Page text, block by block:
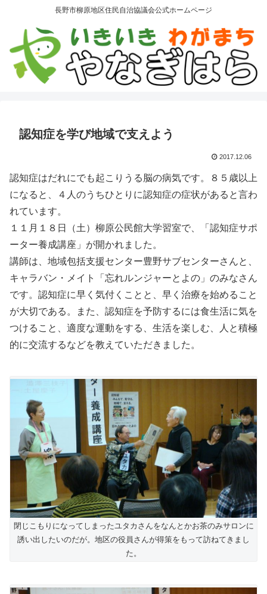
長野市柳原地区住民自治協議会公式ホームページ
認知症を学び地域で支えよう
2017.12.06
認知症はだれにでも起こりうる脳の病気です。８５歳以上
になると、４人のうちひとりに認知症の症状があると言わ
れています。
１１月１８日（土）柳原公民館大学習室で、「認知症サポ
ーター養成講座」が開かれました。
講師は、地域包括支援センター豊野サブセンターさんと、
キャラバン・メイト「忘れルンジャーとよの」のみなさん
です。認知症に早く気付くことと、早く治療を始めること
が大切である。また、認知症を予防するには食生活に気を
つけること、適度な運動をする、生活を楽しむ、人と積極
的に交流するなどを教えていただきました。
閉じこもりになってしまったユタカさんをなんとかお茶のみサロンに
誘い出したいのだが。地区の役員さんが得策をもって訪ねてきまし
た。